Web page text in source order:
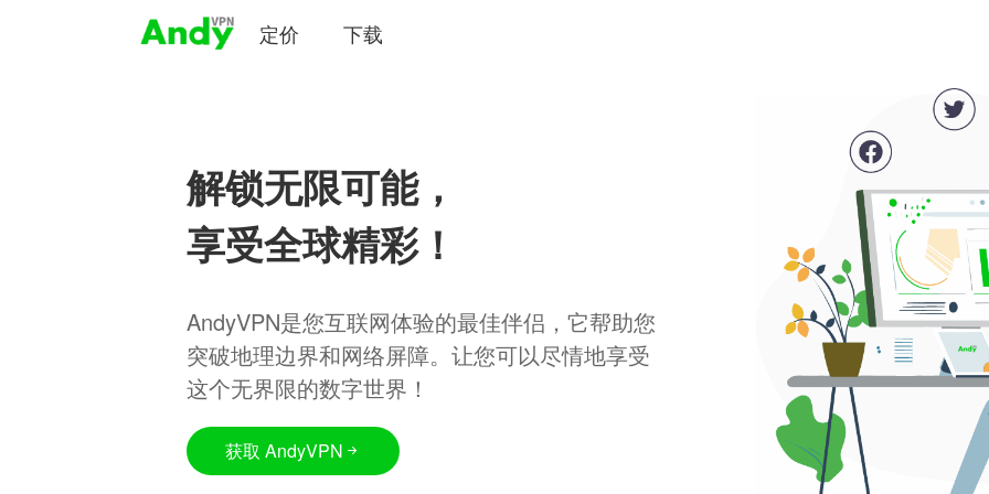
定价 下载
解锁无限可能，
享受全球精彩！
AndyVPN是您互联网体验的最佳伴侣，它帮助您
突破地理边界和网络屏障。让您可以尽情地享受
这个无界限的数字世界！
获取 AndyVPN